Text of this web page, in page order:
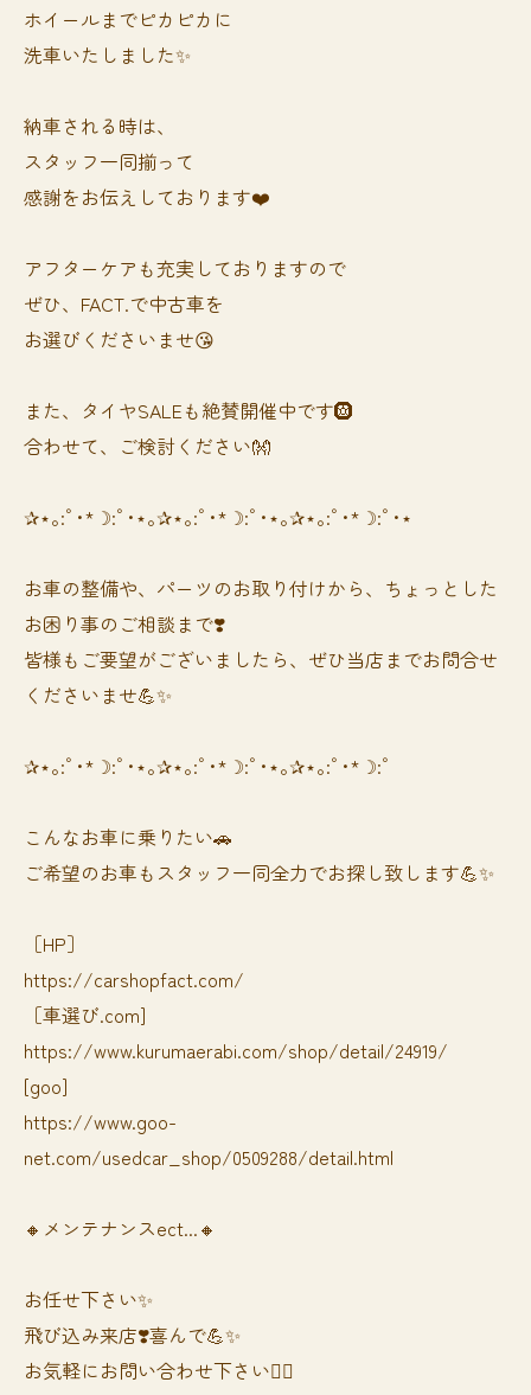
ホイールまでピカピカに
洗車いたしました✨
納車される時は、
スタッフ一同揃って
感謝をお伝えしております❤️
アフターケアも充実しておりますので
ぜひ、FACT.で中古車を
お選びくださいませ😘
また、タイヤSALEも絶賛開催中です🛞
合わせて、ご検討ください👐
✰⋆｡:ﾟ･*☽:ﾟ･⋆｡✰⋆｡:ﾟ･*☽:ﾟ･⋆｡✰⋆｡:ﾟ･*☽:ﾟ･⋆
お車の整備や、パーツのお取り付けから、ちょっとした
お困り事のご相談まで❣️
皆様もご要望がございましたら、ぜひ当店までお問合せ
くださいませ💪✨
✰⋆｡:ﾟ･*☽:ﾟ･⋆｡✰⋆｡:ﾟ･*☽:ﾟ･⋆｡✰⋆｡:ﾟ･*☽:ﾟ
⁡⁡⁡こんなお車に乗りたい🚗
ご希望のお車もスタッフ一同全力でお探し致します💪✨
［HP］
https://carshopfact.com/
［車選び.com]
https://www.kurumaerabi.com/shop/detail/24919/
[goo]
https://www.goo-
net.com/usedcar_shop/0509288/detail.html
🔸メンテナンスect...🔸
お任せ下さい✨
飛び込み来店❣️喜んで💪✨
お気軽にお問い合わせ下さい🙆‍♀️